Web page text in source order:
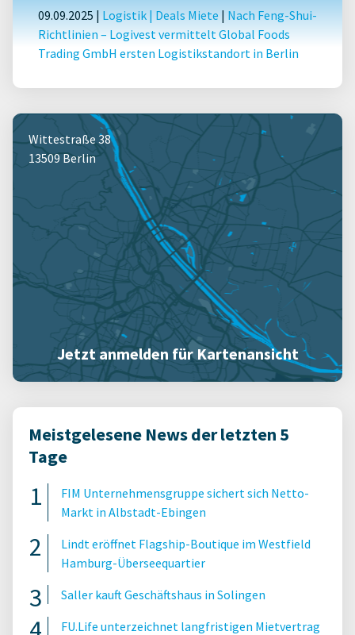
09.09.2025 | Logistik | Deals Miete | Nach Feng-Shui-
Richtlinien – Logivest vermittelt Global Foods
Trading GmbH ersten Logistikstandort in Berlin
Wittestraße 38
13509 Berlin
Jetzt anmelden für Kartenansicht
Meistgelesene News der letzten 5
Tage
FIM Unternehmensgruppe sichert sich Netto-
Markt in Albstadt-Ebingen
Lindt eröffnet Flagship-Boutique im Westfield
Hamburg-Überseequartier
Saller kauft Geschäftshaus in Solingen
FU.Life unterzeichnet langfristigen Mietvertrag